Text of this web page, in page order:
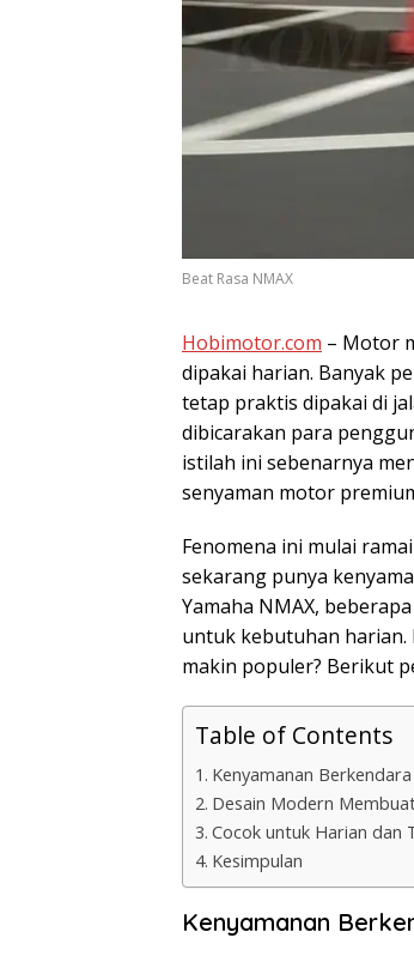
Beat Rasa NMAX
Hobimotor.com – Motor
dipakai harian. Banyak
tetap praktis dipakai di
dibicarakan para
istilah ini sebenarnya
senyaman motor
Fenomena ini mulai
sekarang punya
Yamaha NMAX,
untuk kebutuhan harian.
makin populer? Berikut
Table of Contents
Kenyamanan
Desain Modern
Cocok untuk Harian dan
Kesimpulan
Kenyamanan